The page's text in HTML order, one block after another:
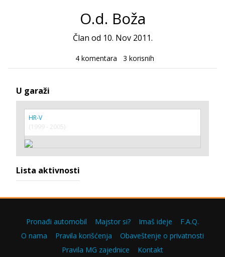
O.d. Boža
Član od 10. Nov 2011.
4 komentara 3 korisnih
U garaži
HR-V
(1999 - 2005)
Lista aktivnosti
Pronađi automobil Majstor si? Imaš ideje
F.A.Q.
O nama
Pravila korišćenja
Obaveštenje o privatnosti
Pravila MG zajednice
Kontakt